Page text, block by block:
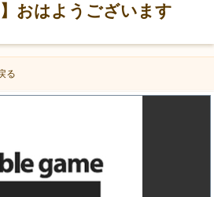
】おはようございます
る